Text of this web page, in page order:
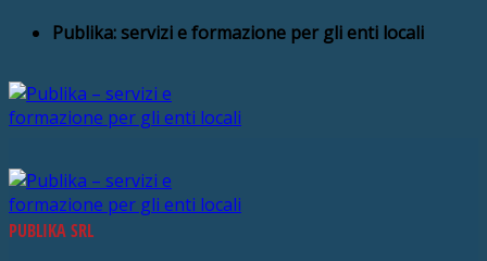
Publika: servizi e formazione per gli enti locali
PUBLIKA SRL